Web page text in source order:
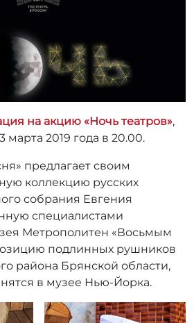
на акцию «Ночь театров»,
марта 2019 года в 20.00.
предлагает своим
коллекцию русских
собрания Евгения
специалистами
Метрополитен «Восьмым
подлинных рушников
района Брянской области,
в музее Нью-Йорка.